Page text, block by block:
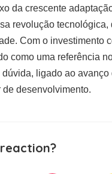
da crescente
revolução tecnológica,
Com o investimento
como uma referência
ligado ao
desenvolvimento.